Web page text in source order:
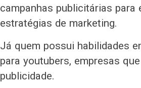
campanhas publicitárias
estratégias de marketing.
Já quem possui habilidades
para youtubers, empresas
publicidade.